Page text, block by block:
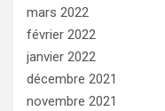
mars 2022
février 2022
janvier 2022
décembre 2021
novembre 2021